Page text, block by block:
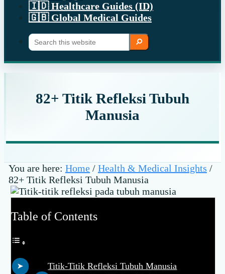
🇮🇩 Healthcare Guides (ID)
🇬🇧 Global Medical Guides
Search
this
website
Search
82+ Titik Refleksi Tubuh
Manusia
You are here: Home / Health & Medical Insights /
82+ Titik Refleksi Tubuh Manusia
Table of Contents
Titik-Titik Refleksi Tubuh Manusia